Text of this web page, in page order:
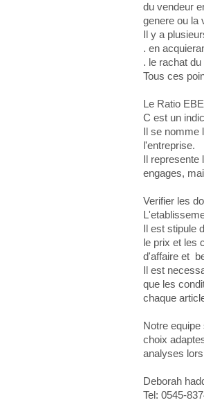
du vendeur
genere ou la
Il y a
. en
. le rachat
Tous ces
Le Ratio
C est un
Il se nomme
l'entreprise.
Il represente
engages,
Verifier les
Il est stipule
le prix et les
d'affaire et
Il est
que les
chaque
Notre
choix
analyses
Deborah
Tel: 0545-